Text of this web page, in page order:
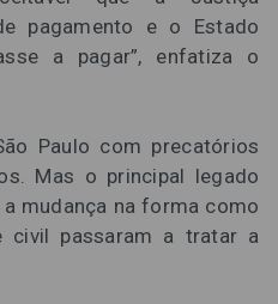
pagamento e o Estado
a pagar”, enfatiza o
Paulo com precatórios
Mas o principal legado
mudança na forma como
civil passaram a tratar a